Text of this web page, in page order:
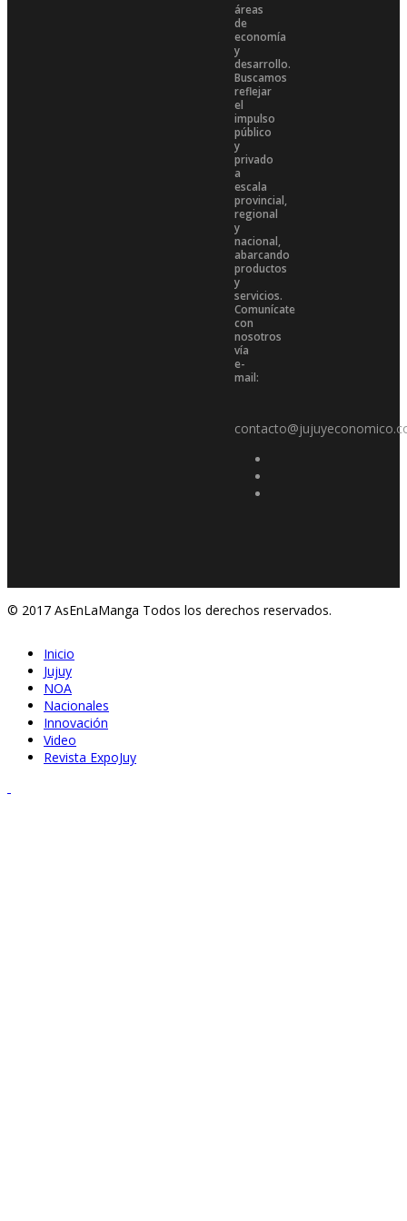
áreas
de
economía
y
desarrollo.
Buscamos
reflejar
el
impulso
público
y
privado
a
escala
provincial,
regional
y
nacional,
abarcando
productos
y
servicios.
Comunícate
con
nosotros
vía
e-
mail:
© 2017 AsEnLaManga Todos los derechos reservados.
Inicio
Jujuy
NOA
Nacionales
Innovación
Video
Revista ExpoJuy